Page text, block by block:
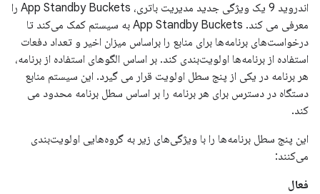
اندروید 9 یک ویژگی جدید مدیریت باتری، App Standby Buckets را
معرفی می کند. App Standby Buckets به سیستم کمک می‌کند تا
درخواست‌های برنامه‌ها برای منابع را براساس میزان اخیر و تعداد دفعات
استفاده از برنامه‌ها اولویت‌بندی کند. بر اساس الگوهای استفاده از برنامه،
هر برنامه در یکی از پنج سطل اولویت قرار می گیرد. این سیستم منابع
دستگاه در دسترس برای هر برنامه را بر اساس سطل برنامه محدود می
کند.
این پنج سطل برنامه‌ها را با ویژگی‌های زیر به گروه‌هایی اولویت‌بندی
می‌کنند:
فعال